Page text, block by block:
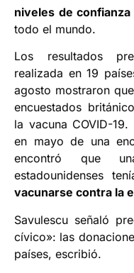
niveles de confianza
todo el mundo.
Los resultados
realizada en 19
agosto mostraron
encuestados
la vacuna COVID-
en mayo de una
encontró que
estadounidenses
vacunarse contra la
Savulescu señaló
cívico»: las
países, escribió.